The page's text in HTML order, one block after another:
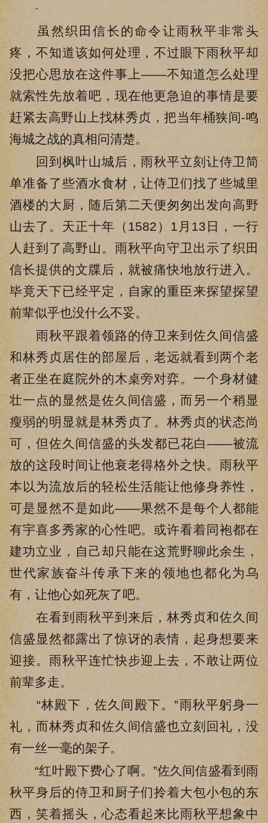
·
虽然织田信长的命令让雨秋平非常头
疼，不知道该如何处理，不过眼下雨秋平却
没把心思放在这件事上——不知道怎么处理
就索性先放着吧，现在他更急迫的事情是要
赶紧去高野山上找林秀贞，把当年桶狭间-鸣
海城之战的真相问清楚。
回到枫叶山城后，雨秋平立刻让侍卫简
单准备了些酒水食材，让侍卫们找了些城里
酒楼的大厨，随后第二天便匆匆出发向高野
山去了。天正十年（1582）1月13日，一行
人赶到了高野山。雨秋平向守卫出示了织田
信长提供的文牒后，就被痛快地放行进入。
毕竟天下已经平定，自家的重臣来探望探望
前辈似乎也没什么不妥。
雨秋平跟着领路的侍卫来到佐久间信盛
和林秀贞居住的部屋后，老远就看到两个老
者正坐在庭院外的木桌旁对弈。一个身材健
壮一点的显然是佐久间信盛，而另一个稍显
瘦弱的明显就是林秀贞了。林秀贞的状态尚
可，但佐久间信盛的头发都已花白——被流
放的这段时间让他衰老得格外之快。雨秋平
本以为流放后的轻松生活能让他修身养性，
可是显然不是如此——果然不是每个人都能
有宇喜多秀家的心性吧。或许看着同袍都在
建功立业，自己却只能在这荒野聊此余生，
世代家族奋斗传承下来的领地也都化为乌
有，让他心如死灰了吧。
在看到雨秋平到来后，林秀贞和佐久间
信盛显然都露出了惊讶的表情，起身想要来
迎接。雨秋平连忙快步迎上去，不敢让两位
前辈多走。
“林殿下，佐久间殿下。”雨秋平躬身一
礼，而林秀贞和佐久间信盛也立刻回礼，没
有一丝一毫的架子。
“红叶殿下费心了啊。”佐久间信盛看到雨
秋平身后的侍卫和厨子们拎着大包小包的东
西，笑着摇头，心态看起来比雨秋平想象中